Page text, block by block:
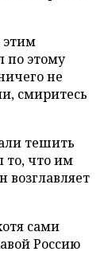
этим
по этому
не
смиритесь
тешить
то, что им
возглавляет
сами
Россию